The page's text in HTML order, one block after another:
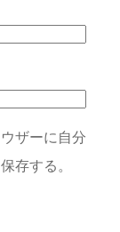
ザーに自分
存する。